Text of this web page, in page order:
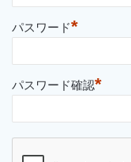
パスワード*
パスワード確認*